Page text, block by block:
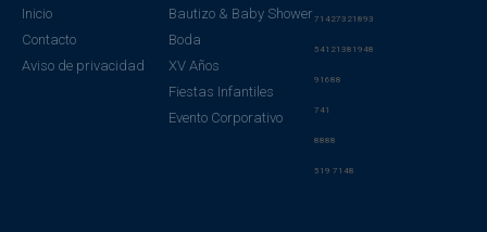
Inicio
Contacto
Aviso de privacidad
Bautizo & Baby Shower
Boda
XV Años
Fiestas Infantiles
Evento Corporativo
71427321893
54121381948
91688
741
8888
519 7148